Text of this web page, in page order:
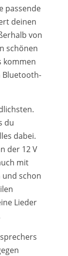
passende
deinen
von
schönen
kommen
Bluetooth-
du
dabei.
der 12 V
mit
und schon
Lieder